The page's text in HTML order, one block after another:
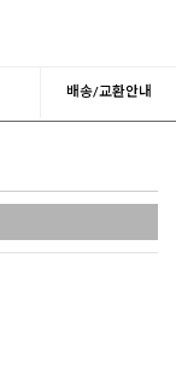
배송/교환안내